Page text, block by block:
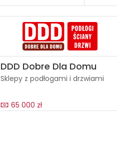
DDD Dobre Dla Domu
Sklepy z podłogami i drzwiami
65 000 zł